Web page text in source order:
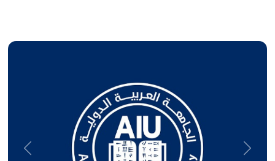
Previous
Next